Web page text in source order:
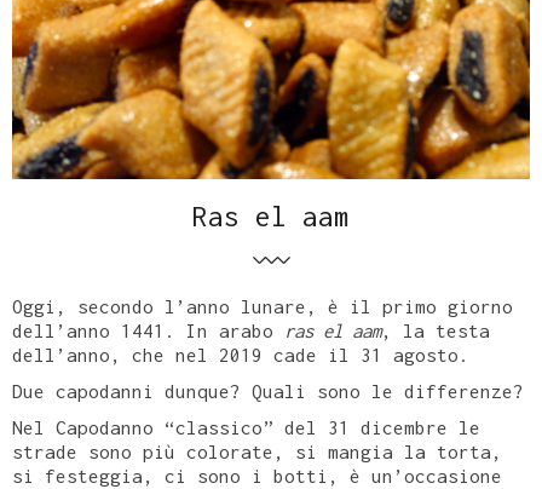
Ras el aam
Oggi, secondo l’anno lunare, è il primo giorno
dell’anno 1441. In arabo
ras el aam, la testa
dell’anno, che nel 2019 cade il 31 agosto.
Due capodanni dunque? Quali sono le differenze?
Nel Capodanno “classico” del 31 dicembre le
strade sono più colorate, si mangia la torta,
si festeggia, ci sono i botti, è un’occasione